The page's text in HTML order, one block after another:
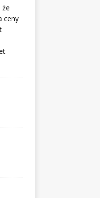
że
ceny